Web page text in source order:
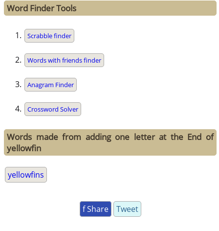
Word Finder Tools
Scrabble finder
Words with friends finder
Anagram Finder
Crossword Solver
Words made from adding one letter at the End of
yellowfin
yellowfins
f Share Tweet